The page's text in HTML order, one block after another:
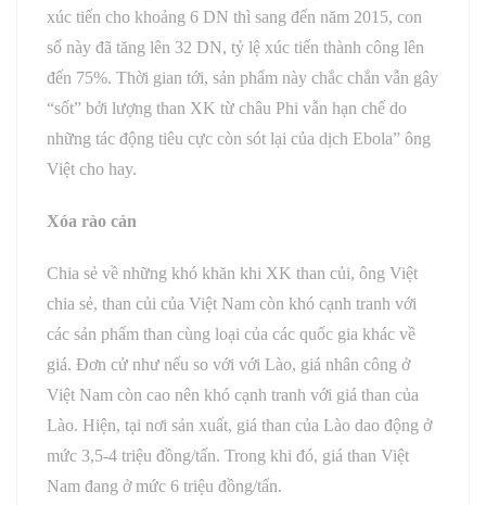
xúc tiến cho khoảng 6 DN thì sang đến năm 2015, con
số này đã tăng lên 32 DN, tỷ lệ xúc tiến thành công lên
đến 75%. Thời gian tới, sản phẩm này chắc chắn vẫn gây
“sốt” bởi lượng than XK từ châu Phi vẫn hạn chế do
những tác động tiêu cực còn sót lại của dịch Ebola” ông
Việt cho hay.
Xóa rào cản
Chia sẻ về những khó khăn khi XK than củi, ông Việt
chia sẻ, than củi của Việt Nam còn khó cạnh tranh với
các sản phẩm than cùng loại của các quốc gia khác về
giá. Đơn cử như nếu so với với Lào, giá nhân công ở
Việt Nam còn cao nên khó cạnh tranh với giá than của
Lào. Hiện, tại nơi sản xuất, giá than của Lào dao động ở
mức 3,5-4 triệu đồng/tấn. Trong khi đó, giá than Việt
Nam đang ở mức 6 triệu đồng/tấn.